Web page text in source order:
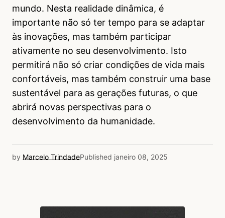
mundo. Nesta realidade dinâmica, é
importante não só ter tempo para se adaptar
às inovações, mas também participar
ativamente no seu desenvolvimento. Isto
permitirá não só criar condições de vida mais
confortáveis, mas também construir uma base
sustentável para as gerações futuras, o que
abrirá novas perspectivas para o
desenvolvimento da humanidade.
by Marcelo TrindadePublished janeiro 08, 2025